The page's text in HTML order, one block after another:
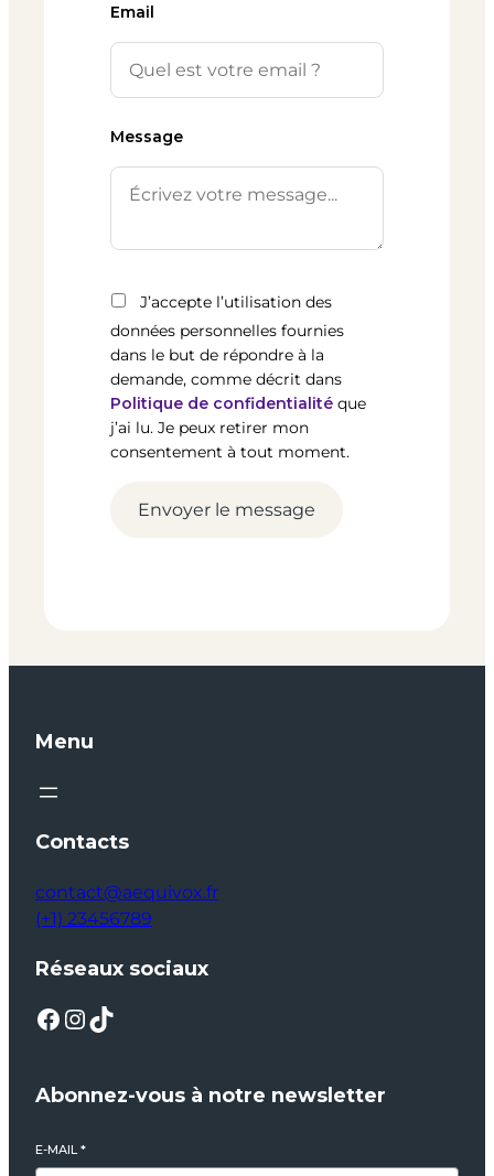
Email
Message
J’accepte l’utilisation des
données personnelles fournies
dans le but de répondre à la
demande, comme décrit dans
Politique de confidentialité que
j’ai lu. Je peux retirer mon
consentement à tout moment.
Menu
Contacts
contact@aequivox.fr
(+1) 23456789
Réseaux sociaux
Abonnez-vous à notre newsletter
E-MAIL *